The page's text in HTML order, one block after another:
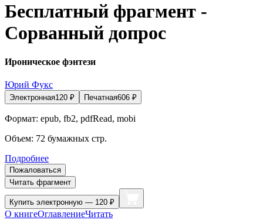
Бесплатный фрагмент -
Сорванный допрос
Ироническое фэнтези
Юрий Фукс
Электронная120 ₽ Печатная606 ₽
Формат: epub, fb2, pdfRead, mobi
Объем: 72 бумажных стр.
Подробнее
Пожаловаться
Читать фрагмент
Купить электронную — 120 ₽
О книгеОглавлениеЧитать